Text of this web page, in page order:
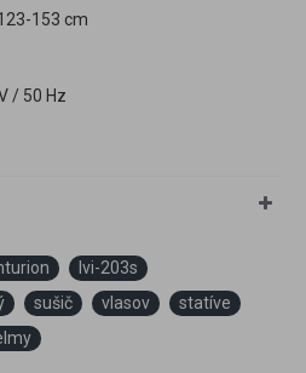
153 cm
/ 50 Hz
lvi-203s
sušič vlasov
statíve